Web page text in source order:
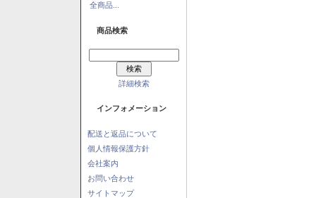
全商品...
商品検索
詳細検索
インフォメーション
配送と返品について
個人情報保護方針
会社案内
お問い合わせ
サイトマップ